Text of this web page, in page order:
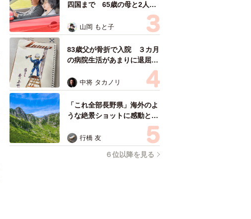
四国まで 65歳の母と2人で
3泊4日の旅 パーキングの休
憩まで分刻み… 「大学生で
も組まねえよ！」
山岡 もと子
83歳父が骨折で入院 ３カ月
の病院生活があまりに退屈で
い！」→スケッチブックを見
た家族が仰天「これ、売れま
すよ…」
中将 タカノリ
「これ全部長野県」海外のよ
うな絶景ショットに感動と反
響「離れてからいいところだ
ったんだって気づいた」
行橋 友
６位以降を見る